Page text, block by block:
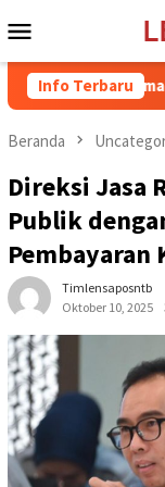
ke
Mobile
Info Terbaru
Bima dr. H. Irfan
Beranda
Direksi Jasa
Publik
Pembayaran
Timlensaposntb
Oktober 10, 2025